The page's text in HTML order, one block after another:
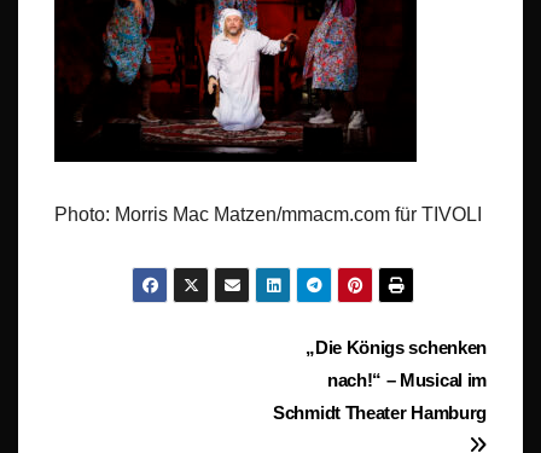
Photo: Morris Mac Matzen/mmacm.com für TIVOLI
Beitragsnavigation
„Die Königs schenken
nach!“ – Musical im
Schmidt Theater Hamburg